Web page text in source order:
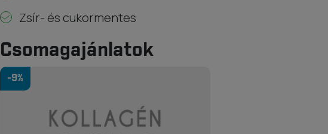
Zsír- és cukormentes
Csomagajánlatok
-9%